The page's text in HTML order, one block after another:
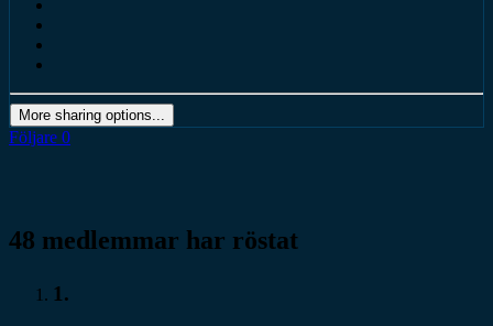
More sharing options...
Följare 0
48 medlemmar har röstat
1.